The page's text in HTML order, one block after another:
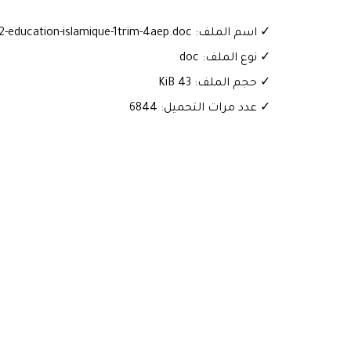
✓ اسم الملف: devoir-4-palier-2-education-islamique-1trim-4aep.doc
✓ نوع الملف: doc
✓ حجم الملف: 43 KiB
✓ عدد مرات التحميل: 6844